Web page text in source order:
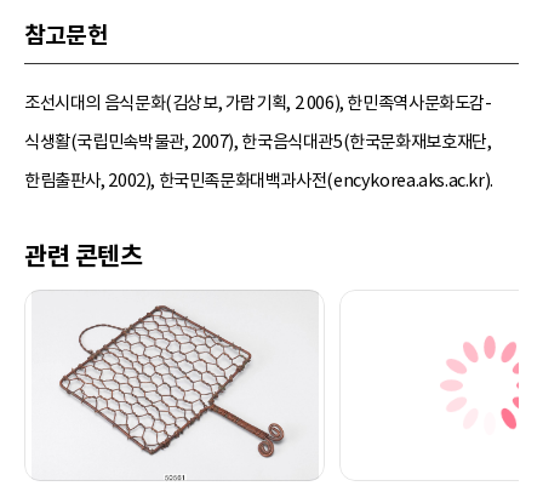
참고문헌
조선시대의 음식문화(김상보, 가람기획, 2 006), 한민족역사문화도감-
식생활(국립민속박물관, 2007), 한국음식대관5(한국문화재보호재단,
한림출판사, 2002), 한국민족문화대백과사전(encykorea.aks.ac.kr).
관련 콘텐츠